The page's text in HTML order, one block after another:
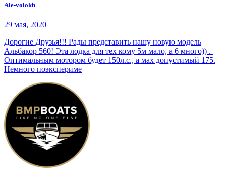
Ale-volokh
29 мая, 2020
Дорогие Друзья!!! Рады представить нашу новую модель
Альбакор 560! Эта лодка для тех кому 5м мало, а 6 много)) .
Оптимальным мотором будет 150л.с., а мах допустимый 175.
Немного поэкспериме